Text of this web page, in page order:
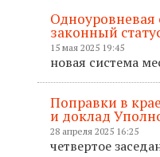
Одноуровневая
законный
15 мая 2025 19:45
новая система
Поправки в
и доклад
28 апреля 2025 16:25
четвертое